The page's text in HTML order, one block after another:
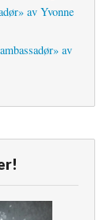
av Yvonne
av